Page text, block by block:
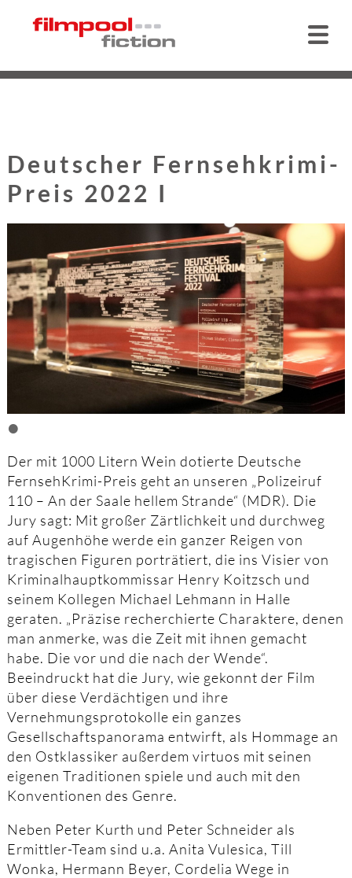
Deutscher Fernsehkrimi-
Preis 2022 I
•
Der mit 1000 Litern Wein dotierte Deutsche
FernsehKrimi-Preis geht an unseren „Polizeiruf
110 – An der Saale hellem Strande“ (MDR). Die
Jury sagt: Mit großer Zärtlichkeit und durchweg
auf Augenhöhe werde ein ganzer Reigen von
tragischen Figuren porträtiert, die ins Visier von
Kriminalhauptkommissar Henry Koitzsch und
seinem Kollegen Michael Lehmann in Halle
geraten. „Präzise recherchierte Charaktere, denen
man anmerke, was die Zeit mit ihnen gemacht
habe. Die vor und die nach der Wende“.
Beeindruckt hat die Jury, wie gekonnt der Film
über diese Verdächtigen und ihre
Vernehmungsprotokolle ein ganzes
Gesellschaftspanorama entwirft, als Hommage an
den Ostklassiker außerdem virtuos mit seinen
eigenen Traditionen spiele und auch mit den
Konventionen des Genre.
Neben Peter Kurth und Peter Schneider als
Ermittler-Team sind u.a. Anita Vulesica, Till
Wonka, Hermann Beyer, Cordelia Wege in